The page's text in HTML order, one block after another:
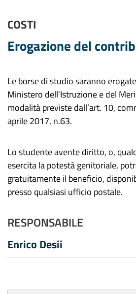
COSTI
Erogazione del
Le borse di studio saranno
Ministero dell'Istruzione e del
modalità previste dall’art. 10,
aprile 2017, n.63.
Lo studente avente diritto, o,
esercita la potestà genitoriale,
gratuitamente il beneficio,
presso qualsiasi ufficio postale.
RESPONSABILE
Enrico Desii